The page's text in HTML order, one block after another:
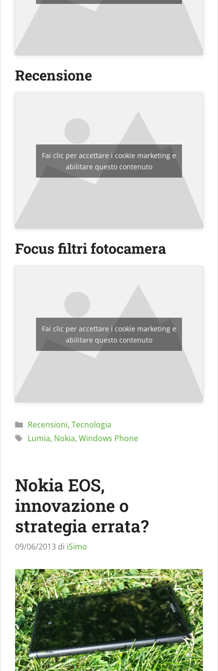
Recensione
Fai clic per accettare i cookie marketing e
abilitare questo contenuto
Focus filtri fotocamera
Fai clic per accettare i cookie marketing e
abilitare questo contenuto
Categorie
Recensioni, Tecnologia
Tag
Lumia, Nokia, Windows Phone
Nokia EOS,
innovazione o
strategia errata?
09/06/2013 di iSimo